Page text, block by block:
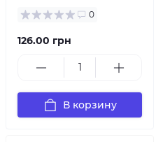
0
126.00 грн
В корзину